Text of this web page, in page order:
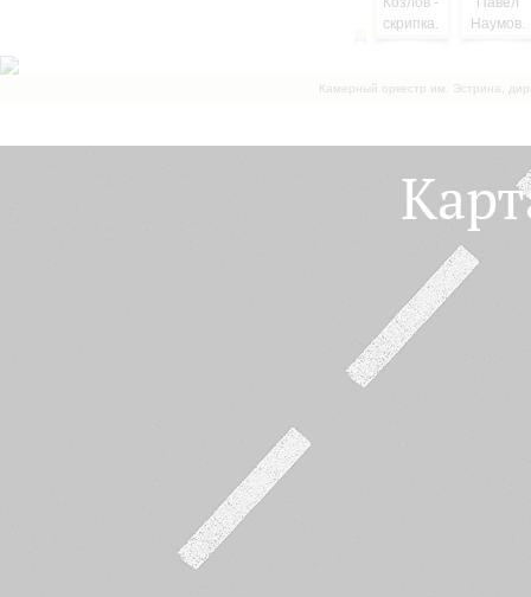
Камерный оркестр им. Эстрина,